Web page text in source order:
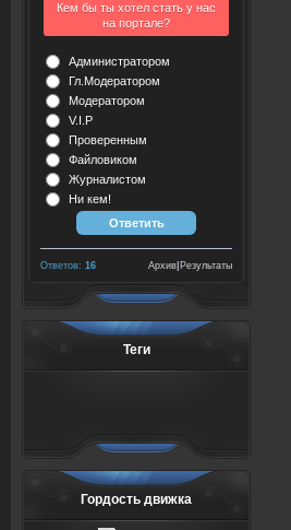
Кем бы ты хотел стать у нас
на портале?
Администратором
Гл.Модератором
Модератором
V.I.P
Проверенным
Файловиком
Журналистом
Ни кем!
Ответов: 16 Результаты
Архив
Теги
Гордость движка